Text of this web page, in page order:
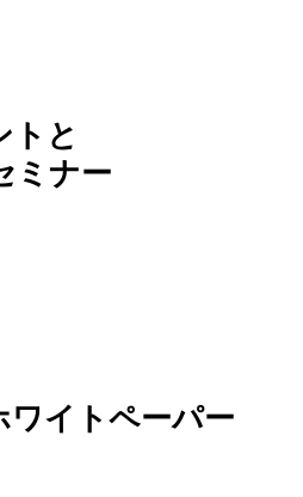
トと
ミナー
ワイトペーパー